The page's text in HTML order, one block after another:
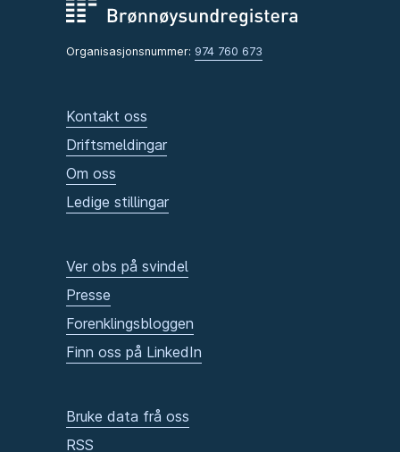
Organisasjonsnummer: 974 760 673
Kontakt oss
Driftsmeldingar
Om oss
Ledige stillingar
Ver obs på svindel
Presse
Forenklingsbloggen
Finn oss på LinkedIn
Bruke data frå oss
RSS